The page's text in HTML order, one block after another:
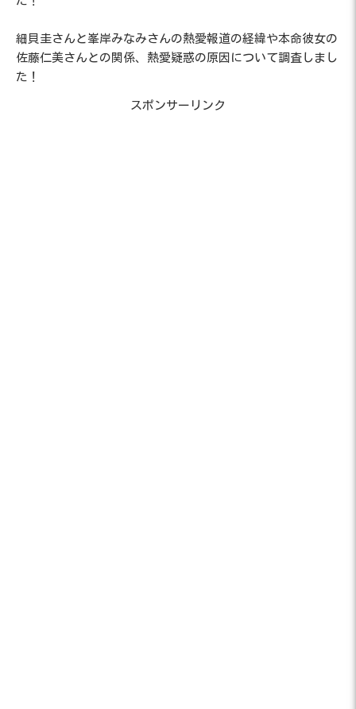
細貝圭さんと峯岸みなみさんの熱愛報道の経緯や本命彼女の
佐藤仁美さんとの関係、熱愛疑惑の原因について調査しまし
た！
スポンサーリンク